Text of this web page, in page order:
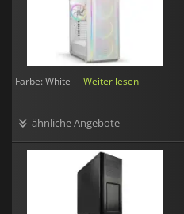
Farbe: White Weiter lesen
ähnliche Angebote